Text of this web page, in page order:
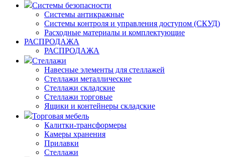
Системы безопасности
Системы антикражные
Системы контроля и управления доступом (СКУД)
Расходные материалы и комплектующие
РАСПРОДАЖА
РАСПРОДАЖА
Стеллажи
Навесные элементы для стеллажей
Стеллажи металлические
Стеллажи складские
Стеллажи торговые
Ящики и контейнеры складские
Торговая мебель
Калитки-трансформеры
Камеры хранения
Прилавки
Стеллажи